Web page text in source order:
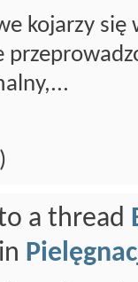
kojarzy
a thread
in